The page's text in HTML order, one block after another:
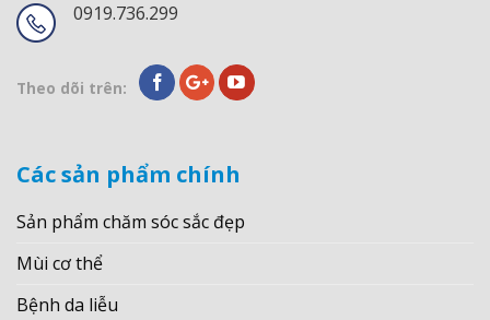
0919.736.299
Theo dõi trên:
Các sản phẩm chính
Sản phẩm chăm sóc sắc đẹp
Mùi cơ thể
Bệnh da liễu